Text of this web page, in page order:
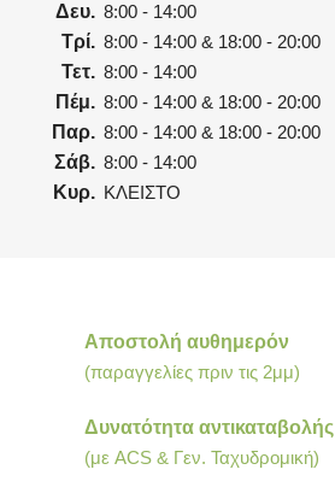
Δευ. 8:00 - 14:00
Τρί. 8:00 - 14:00 & 18:00 - 20:00
Τετ. 8:00 - 14:00
Πέμ. 8:00 - 14:00 & 18:00 - 20:00
Παρ. 8:00 - 14:00 & 18:00 - 20:00
Σάβ. 8:00 - 14:00
Κυρ. ΚΛΕΙΣΤΟ
Αποστολή αυθημερόν
(παραγγελίες πριν τις 2μμ)
Δυνατότητα αντικαταβολής
(με ACS & Γεν. Ταχυδρομική)